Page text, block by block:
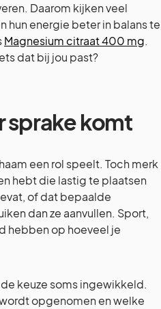
Daarom kijken veel
hun energie beter in balans te
Magnesium citraat 400 mg.
dat bij jou past?
sprake komt
een rol speelt. Toch merk
hebt die lastig te plaatsen
of dat bepaalde
dan ze aanvullen. Sport,
hebben op hoeveel je
keuze soms ingewikkeld.
opgenomen en welke